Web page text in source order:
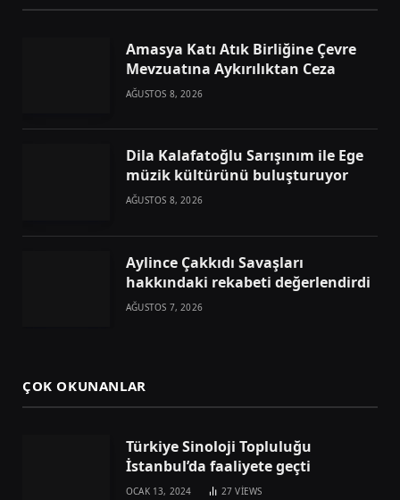
Amasya Katı Atık Birliğine Çevre
Mevzuatına Aykırılıktan Ceza
AĞUSTOS 8, 2026
Dila Kalafatoğlu Sarışınım ile Ege
müzik kültürünü buluşturuyor
AĞUSTOS 8, 2026
Aylince Çakkıdı Savaşları
hakkındaki rekabeti değerlendirdi
AĞUSTOS 7, 2026
ÇOK OKUNANLAR
Türkiye Sinoloji Topluluğu
İstanbul’da faaliyete geçti
OCAK 13, 2024 27VIEWS